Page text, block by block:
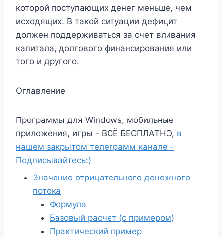
которой поступающих денег меньше, чем
исходящих. В такой ситуации дефицит
должен поддерживаться за счет вливания
капитала, долгового финансирования или
того и другого.
Оглавление
Программы для Windows, мобильные
приложения, игры - ВСЁ БЕСПЛАТНО, в
нашем закрытом телеграмм канале -
Подписывайтесь:)
Значение отрицательного денежного
потока
Формула
Базовый расчет (с примером)
Практический пример